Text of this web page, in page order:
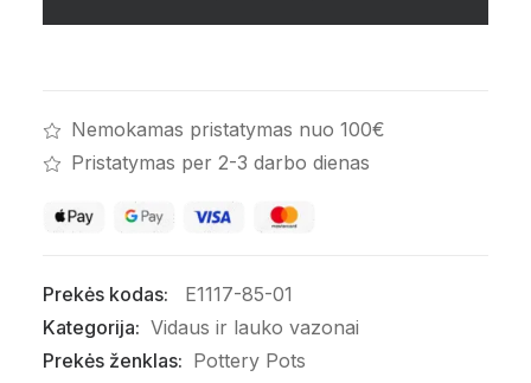
Juodas
Nemokamas pristatymas nuo 100€
Pristatymas per 2-3 darbo dienas
Prekės kodas:
E1117-85-01
Kategorija: Vidaus ir lauko vazonai
Prekės ženklas: Pottery Pots